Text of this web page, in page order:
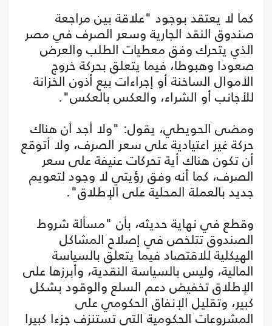
كما لا يعتقد بوجود "علاقة بين مراجعة
صندوق النقد الجارية وسعر الصرف في مصر
الذي يتحرك وفق معطيات الطلب والعرض
صعودا وهبوطا، فيما يتعلق بحركة خروج
الأموال الساخنة أو إجراءات بيع أذون الخزانة
للأجانب أو الشراء، والعكس بالعكس".
ومضى الحويطي، يقول: "ولا أجد أن هناك
حركة غير اعتيادية على سعر الصرف، ولا أتوقع
أن تكون هناك أية تحركات عنيفة على سعر
الصرف، كما أنه وفق رؤيتي لا وجود لتعويم
جديد بالعملة المحلية على الإطلاق".
وقطع في نهاية حديثه، بأن "مسألة شروط
الصندوق تتلخص في إصلاح المشاكل
الهيكلية للاقتصاد فيما يتعلق بالسياسة
المالية، وليس بالسياسة النقدية، وأبرزها على
الإطلاق تخفيض دعم السلع والوقود بشكل
كبير، وتقليل الإنفاق الحكومي على
المشروعات الحكومية التي تستنزف جزءا كبيرا